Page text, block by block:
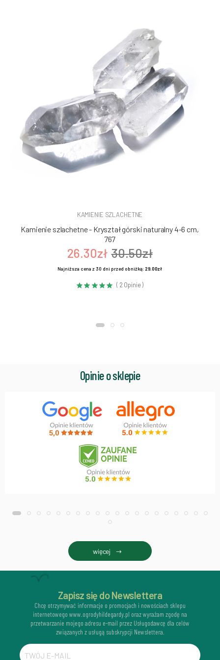
KAMIENIE SZLACHETNE
Kamienie szlachetne - Kryształ górski naturalny 4-6 cm,
767
26.30zł 30.50zł
Najniższa cena z 30 dni przed obniżką:29.00zł
( 2 Opinie )
Opinie o sklepie
więcej
Zapisz się do Newslettera
Chcę otrzymywać informacje o promocjach i nowościach sklepu
internetowego www.ogrodyhildegardy.pl oraz wyrażam zgodę na
przetwarzanie mojego adresu e-mail przez Usługodawcę dla celów
związanych z usługą subskrypcji Newslettera.